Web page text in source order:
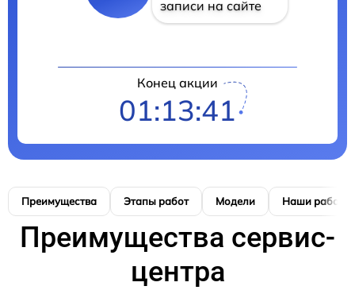
записи на сайте
Конец акции
01:13:40
Преимущества Этапы работ Модели Наши работы
Преимущества сервис-
центра